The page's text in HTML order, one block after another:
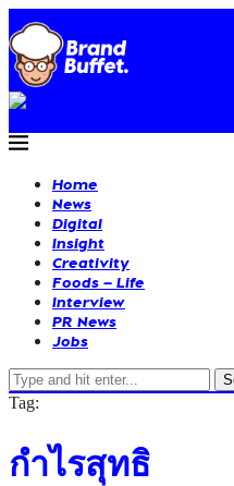
Home
News
Digital
Insight
Creativity
Foods – Life
Interview
PR News
Jobs
Tag:
กำไรสุทธิ